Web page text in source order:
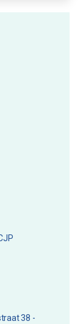
38 -